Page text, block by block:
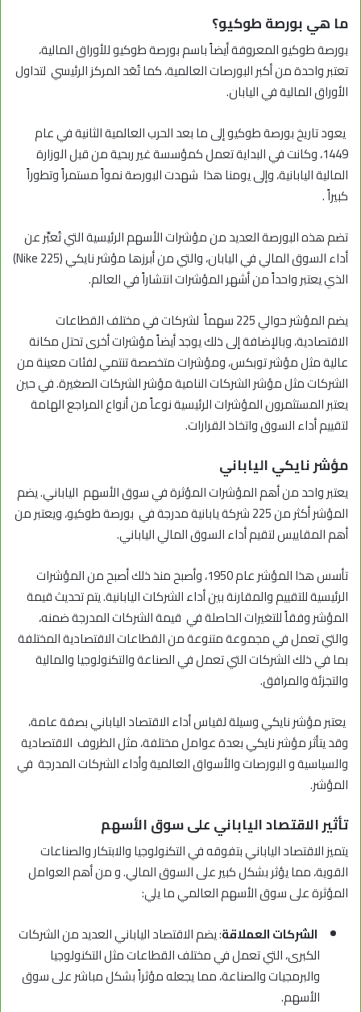
ما هي بورصة طوكيو؟
بورصة طوكيو المعروفة أيضاً باسم بورصة طوكيو للأوراق المالية،
تعتبر واحدة من أكبر البورصات العالمية، كما تُعَد المركز الرئيسي لتداول
الأوراق المالية في اليابان.
يعود تاريخ بورصة طوكيو إلى ما بعد الحرب العالمية الثانية في عام
1449، وكانت في البداية تعمل كمؤسسة غير ربحية من قبل الوزارة
المالية اليابانية، وإلى يومنا هذا شهدت البورصة نمواً مستمراً وتطوراً
كبيراً .
تضم هذه البورصة العديد من مؤشرات الأسهم الرئيسية التي تُعبِّر عن
أداء السوق المالي في اليابان، والتي من أبرزها مؤشر نايكي (Nike 225)
الذي يعتبر واحداً من أشهر المؤشرات انتشاراً في العالم.
يضم المؤشر حوالي 225 سهماً لشركات في مختلف القطاعات
الاقتصادية، وبالإضافة إلى ذلك يوجد أيضاً مؤشرات أخرى تحتل مكانة
عالية مثل مؤشر توبكس، ومؤشرات متخصصة تنتمي لفئات معينة من
الشركات مثل مؤشر الشركات النامية مؤشر الشركات الصغيرة. في حين
يعتبر المستثمرون المؤشرات الرئيسية نوعاً من أنواع المراجع الهامة
لتقييم أداء السوق واتخاذ القرارات.
مؤشر نايكي الياباني
يعتبر واحد من أهم المؤشرات المؤثرة في سوق الأسهم الياباني. يضم
المؤشر أكثر من 225 شركة يابانية مدرجة في بورصة طوكيو، ويعتبر من
أهم المقاييس لتقيم أداء السوق المالي الياباني.
تأسس هذا المؤشر عام 1950، وأصبح منذ ذلك أصبح من المؤشرات
الرئيسية للتقييم والمقارنة بين أداء الشركات اليابانية. يتم تحديث قيمة
المؤشر وفقاً للتغيرات الحاصلة في قيمة الشركات المدرجة ضمنه،
والتي تعمل في مجموعة متنوعة من القطاعات الاقتصادية المختلفة
بما في ذلك الشركات التي تعمل في الصناعة والتكنولوجيا والمالية
والتجزئة والمرافق.
يعتبر مؤشر نايكي وسيلة لقياس أداء الاقتصاد الياباني بصفة عامة،
وقد يتأثر مؤشر نايكي بعدة عوامل مختلفة، مثل الظروف الاقتصادية
والسياسية و البورصات والأسواق العالمية وأداء الشركات المدرجة في
المؤشر.
تأثير الاقتصاد الياباني على سوق الأسهم
يتميز الاقتصاد الياباني بتفوقه في التكنولوجيا والابتكار والصناعات
القوية، مما يؤثر بشكل كبير على السوق المالي. و من أهم العوامل
المؤثرة على سوق الأسهم العالمي ما يلي:
الشركات العملاقة: يضم الاقتصاد الياباني العديد من الشركات
الكبرى، التي تعمل في مختلف القطاعات مثل التكنولوجيا
والبرمجيات والصناعة، مما يجعله مؤثراً بشكل مباشر على سوق
الأسهم.